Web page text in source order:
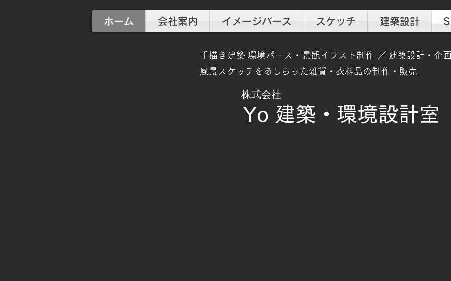
ホーム 会社案内 イメージパース スケッチ 建築設計
手描き建築 環境パース・景観イラスト制作 ／ 建築設計・企
​風景スケッチをあしらった雑貨・衣料品の制作・販売
Yo 建築・環境設計室
​株式会社